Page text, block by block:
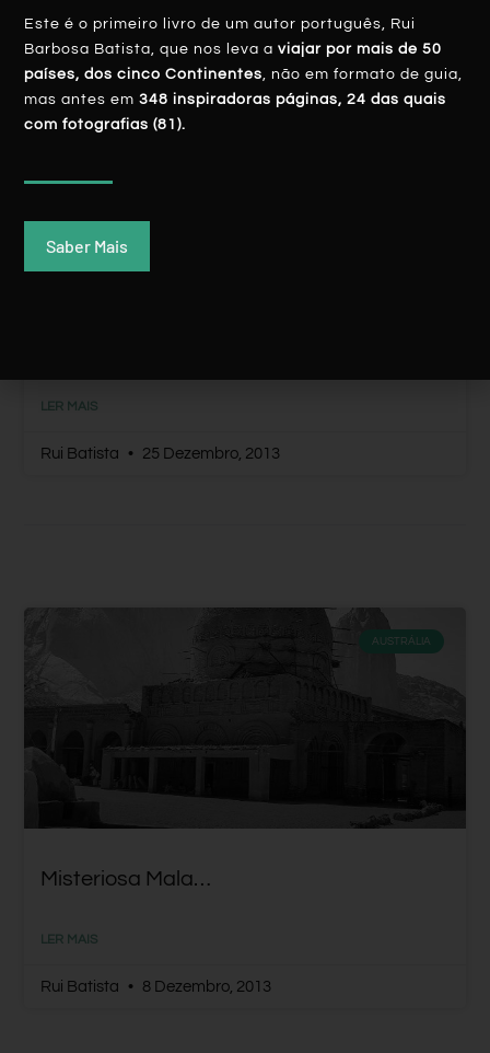
AUSTRÁLIA
LER MAIS
Rui Batista 25 Dezembro, 2013
AUSTRÁLIA
Misteriosa Mala…
LER MAIS
Rui Batista 8 Dezembro, 2013
Este é o primeiro livro de um autor português, Rui
Barbosa Batista, que nos leva aviajar por mais de 50
países, dos cinco Continentes, não em formato de guia,
mas antes em348 inspiradoras páginas, 24 das quais
com fotografias (81).
Saber Mais